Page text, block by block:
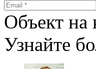
Объект на
Узнайте